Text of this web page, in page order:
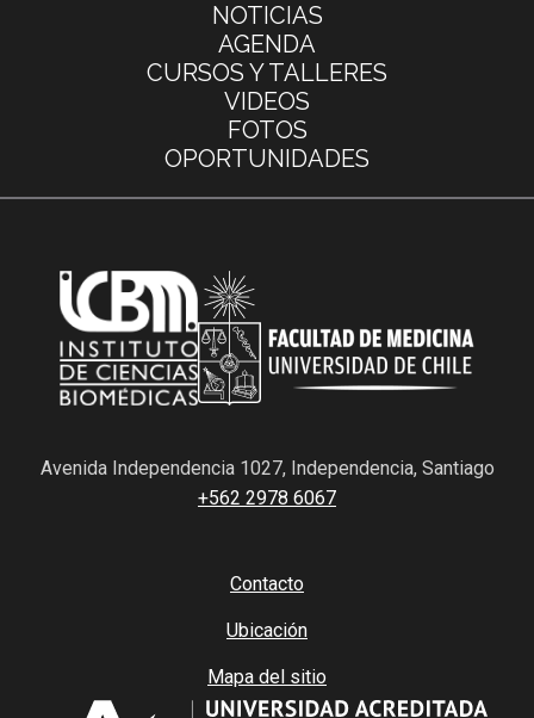
NOTICIAS
AGENDA
CURSOS Y TALLERES
VIDEOS
FOTOS
OPORTUNIDADES
Avenida Independencia 1027, Independencia, Santiago
+562 2978 6067
Contacto
Ubicación
Mapa del sitio